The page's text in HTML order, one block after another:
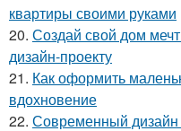
квартиры своими руками
20. Создай свой дом
дизайн-проекту
21. Как оформить
вдохновение
22. Современный дизайн